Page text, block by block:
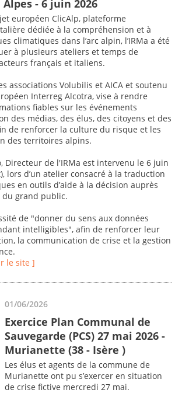
Alpes - 6 juin 2026
européen ClicAlp, plateforme
dédiée à la compréhension et à
climatiques dans l’arc alpin, l’IRMa a été
à plusieurs ateliers et temps de
français et italiens.
associations Volubilis et AICA et soutenu
Interreg Alcotra, vise à rendre
fiables sur les événements
des médias, des élus, des citoyens et des
de renforcer la culture du risque et les
des territoires alpins.
Directeur de l'IRMa est intervenu le 6 juin
lors d’un atelier consacré à la traduction
en outils d’aide à la décision auprès
du grand public.
de "donner du sens aux données
intelligibles", afin de renforcer leur
la communication de crise et la gestion
le site ]
01/06/2026
Exercice Plan Communal de
Sauvegarde (PCS) 27 mai 2026 -
Murianette (38 - Isère )
Les élus et agents de la commune de
Murianette ont pu s’exercer en situation
de crise fictive mercredi 27 mai.